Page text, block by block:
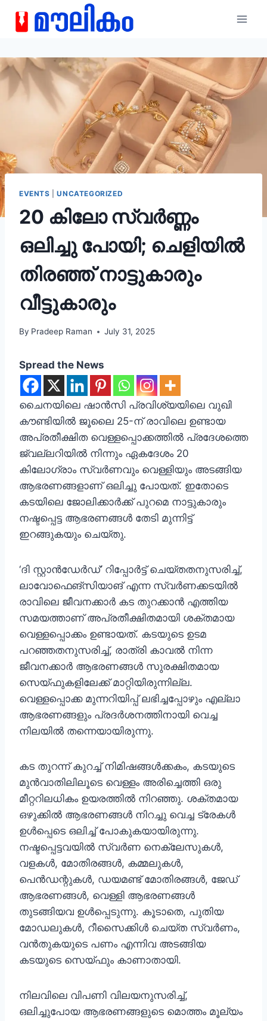
EVENTS |UNCATEGORIZED
20 കിലോ സ്വർണ്ണം
ഒലിച്ചു പോയി; ചെളിയിൽ
തിരഞ്ഞ് നാട്ടുകാരും
വീട്ടുകാരും
By Pradeep Raman July 31, 2025
Spread the News
ചൈനയിലെ ഷാൻസി പ്രവിശ്യയിലെ വുഖി
കൗണ്ടിയിൽ ജൂലൈ 25-ന് രാവിലെ ഉണ്ടായ
അപ്രതീക്ഷിത വെള്ളപ്പൊക്കത്തില്‍ പ്രദേശത്തെ
ജ്വല്ലറിയില്‍ നിന്നും ഏകദേശം 20
കിലോഗ്രാം സ്വർണവും വെള്ളിയും അടങ്ങിയ
ആഭരണങ്ങളാണ് ഒലിച്ചു പോയത്. ഇതോടെ
കടയിലെ ജോലിക്കാർക്ക് പുറമെ നാട്ടുകാരും
നഷ്ടപ്പെട്ട ആഭരണങ്ങള്‍ തേടി മുന്നിട്ട്
ഇറങ്ങുകയും ചെയ്തു.
‘ദി സ്റ്റാൻഡേർഡ്’ റിപ്പോർട്ട് ചെയ്തതനുസരിച്ച്,
ലാവോഫെങ്‌സിയാങ് എന്ന സ്വർണക്കടയിൽ
രാവിലെ ജീവനക്കാർ കട തുറക്കാൻ എത്തിയ
സമയത്താണ് അപ്രതീക്ഷിതമായി ശക്തമായ
വെള്ളപ്പൊക്കം ഉണ്ടായത്. കടയുടെ ഉടമ
പറഞ്ഞതനുസരിച്ച്, രാത്രി കാവൽ നിന്ന
ജീവനക്കാർ ആഭരണങ്ങൾ സുരക്ഷിതമായ
സെയ്ഫുകളിലേക്ക് മാറ്റിയിരുന്നില്ല.
വെള്ളപ്പൊക്ക മുന്നറിയിപ്പ് ലഭിച്ചപ്പോഴും എല്ലാ
ആഭരണങ്ങളും പ്രദർശനത്തിനായി വെച്ച
നിലയില്‍ തന്നെയായിരുന്നു.
കട തുറന്ന് കുറച്ച് നിമിഷങ്ങള്‍ക്കകം, കടയുടെ
മുൻവാതിലിലൂടെ വെള്ളം അരിച്ചെത്തി ഒരു
മീറ്ററിലധികം ഉയരത്തിൽ നിറഞ്ഞു. ശക്തമായ
ഒഴുക്കില്‍ ‍ആഭരണങ്ങൾ നിറച്ചു വെച്ച ട്രേകള്‍
ഉള്‍പ്പെടെ ഒലിച്ച് പോകുകയായിരുന്നു.
നഷ്ടപ്പെട്ടവയിൽ സ്വർണ നെക്ലേസുകൾ,
വളകൾ, മോതിരങ്ങൾ, കമ്മലുകൾ,
പെൻഡന്റുകൾ, ഡയമണ്ട് മോതിരങ്ങൾ, ജേഡ്
ആഭരണങ്ങൾ, വെള്ളി ആഭരണങ്ങൾ
തുടങ്ങിയവ ഉൾപ്പെടുന്നു. കൂടാതെ, പുതിയ
മോഡലുകള്‍, റീസൈക്കിൾ ചെയ്ത സ്വർണം,
വൻതുകയുടെ പണം എന്നിവ അടങ്ങിയ
കടയുടെ സെയ്ഫും കാണാതായി.
നിലവിലെ വിപണി വിലയനുസരിച്ച്,
ഒലിച്ചുപോയ ആഭരണങ്ങളുടെ മൊത്തം മൂല്യം